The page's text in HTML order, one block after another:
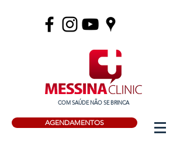
COM SAÚDE NÃO SE BRINCA
AGENDAMENTOS